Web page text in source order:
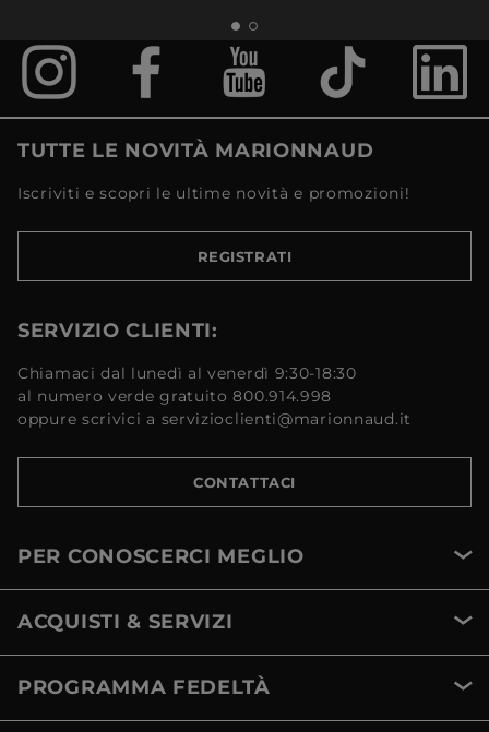
TUTTE LE NOVITÀ MARIONNAUD
Iscriviti e scopri le ultime novità e promozioni!
REGISTRATI
SERVIZIO CLIENTI:
Chiamaci dal lunedì al venerdì 9:30-18:30
al numero verde gratuito 800.914.998
oppure scrivici a servizioclienti@marionnaud.it
CONTATTACI
PER CONOSCERCI MEGLIO
ACQUISTI & SERVIZI
PROGRAMMA FEDELTÀ